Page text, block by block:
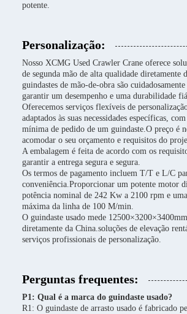
potente.
Personalização:
Nosso XCMG Used Crawler Crane oferece
de segunda mão de alta qualidade diretamente
guindastes de mão-de-obra são
garantir um desempenho e uma durabilidade
Oferecemos serviços flexíveis de
adaptados às suas necessidades específicas,
mínima de pedido de um guindaste.O preço é
acomodar o seu orçamento e requisitos do
A embalagem é feita de acordo com os
garantir a entrega segura e segura.
Os termos de pagamento incluem T/T e L/C
conveniência.Proporcionar um potente motor
potência nominal de 242 Kw a 2100 rpm e
máxima da linha de 100 M/min.
O guindaste usado mede
diretamente da China.soluções de elevação
serviços profissionais de personalização.
Perguntas frequentes:
P1: Qual é a marca do guindaste usado?
R1: O guindaste de arrasto usado é fabricado